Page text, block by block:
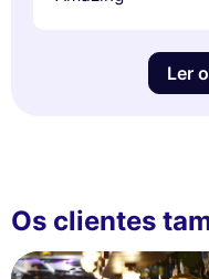
Ler
Os clientes